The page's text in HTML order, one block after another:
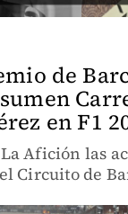
de
en F1
Afición las
Circuito de